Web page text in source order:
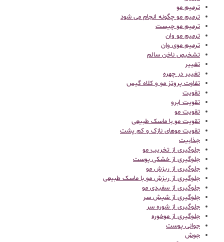
ترمیم مو
ترمیم مو چگونه انجام می شود
ترمیم مو چیست
ترمیم مو وان
ترمیم موی وان
تشخیص ناخن سالم
تغییر
تغییر در چهره
تفاوت پروتز مو و کلاه گیس
تقویت
تقویت ابرو
تقویت مو
تقویت مو با ماسک طبیعی
تقویت موهای نازک و کم پشت
جذابیت
جلوگیری از تخریب مو
جلوگیری از خشکی پوست
جلوگیری از ریزش مو
جلوگیری از ریزش مو با ماسک طبیعی
جلوگیری از سفیدی مو
جلوگیری از شپش سر
جلوگیری از شوره سر
جلوگیری از موخوره
جوانی پوست
جوش